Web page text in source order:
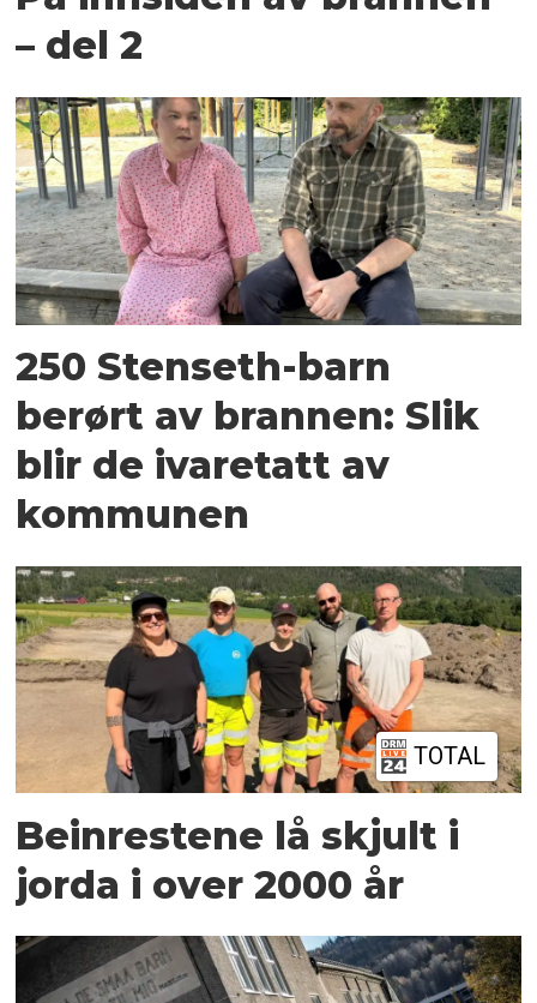
– del 2
250 Stenseth-barn
berørt av brannen: Slik
blir de ivaretatt av
kommunen
TOTAL
Beinrestene lå skjult i
jorda i over 2000 år